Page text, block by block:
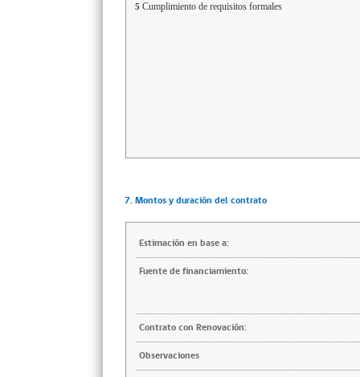
5 Cumplimiento de requisitos formales
7. Montos y duración del contrato
Estimación en base a:
Fuente de financiamiento:
Contrato con Renovación:
Observaciones